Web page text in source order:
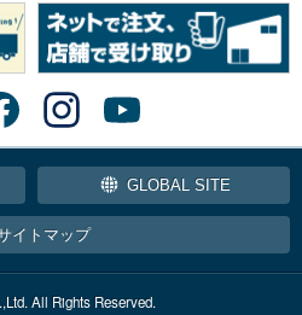
GLOBAL SITE
イトマップ
All Rights Reserved.